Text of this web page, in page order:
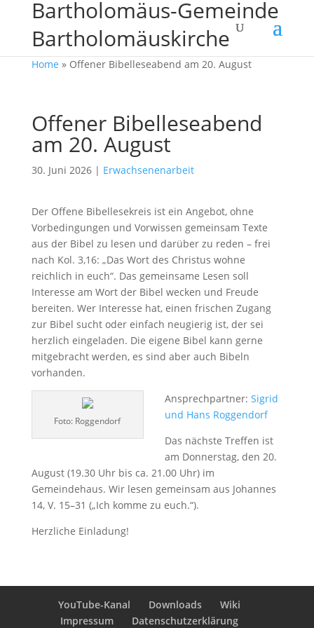
Bartholomäus-Gemeinde
Bartholomäuskirche
Home » Offener Bibelleseabend am 20. August
Offener Bibelleseabend
am 20. August
30. Juni 2026| Erwachsenenarbeit
Der Offene Bibellesekreis ist ein Angebot, ohne
Vorbedingungen und Vorwissen gemeinsam Texte
aus der Bibel zu lesen und darüber zu reden – frei
nach Kol. 3,16: „Das Wort des Christus wohne
reichlich in euch“. Das gemeinsame Lesen soll
Interesse am Wort der Bibel wecken und Freude
bereiten. Wer Interesse hat, einen frischen Zugang
zur Bibel sucht oder einfach neugierig ist, der sei
herzlich eingeladen. Die eigene Bibel kann gerne
mitgebracht werden, es sind aber auch Bibeln
vorhanden.
Foto: Roggendorf
Ansprechpartner: Sigrid
und Hans Roggendorf
Das nächste Treffen ist
am Donnerstag, den 20.
August (19.30 Uhr bis ca. 21.00 Uhr) im
Gemeindehaus. Wir lesen gemeinsam aus Johannes
14, V. 15–31 („Ich komme zu euch.“).
Herzliche Einladung!
YouTube-Kanal Downloads
Wiki
Impressum
Datenschutzerklärung